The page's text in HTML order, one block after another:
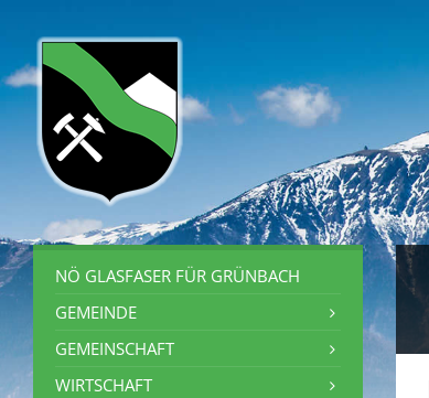
NÖ GLASFASER FÜR GRÜNBACH
GEMEINDE
GEMEINSCHAFT
WIRTSCHAFT